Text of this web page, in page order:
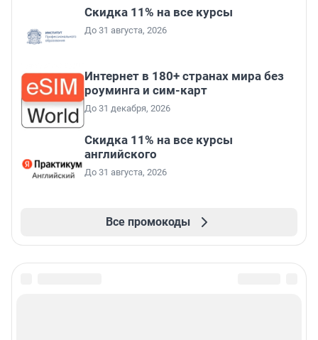
Скидка 11% на все курсы
До 31 августа, 2026
Интернет в 180+ странах мира без
роуминга и сим-карт
До 31 декабря, 2026
Скидка 11% на все курсы
английского
До 31 августа, 2026
Все промокоды